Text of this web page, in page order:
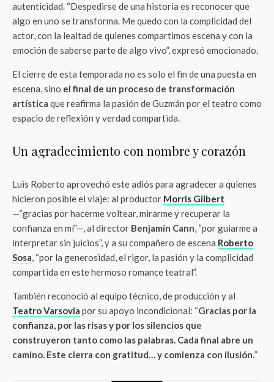
autenticidad. “Despedirse de una historia es reconocer que
algo en uno se transforma. Me quedo con la complicidad del
actor, con la lealtad de quienes compartimos escena y con la
emoción de saberse parte de algo vivo”, expresó emocionado.
El cierre de esta temporada no es solo el fin de una puesta en
escena, sino el final de un proceso de transformación
artística que reafirma la pasión de Guzmán por el teatro como
espacio de reflexión y verdad compartida.
Un agradecimiento con nombre y corazón
Luis Roberto aprovechó este adiós para agradecer a quienes
hicieron posible el viaje: al productor Morris Gilbert
—“gracias por hacerme voltear, mirarme y recuperar la
confianza en mí”—, al director Benjamín Cann, “por guiarme a
interpretar sin juicios”, y a su compañero de escena Roberto
Sosa, “por la generosidad, el rigor, la pasión y la complicidad
compartida en este hermoso romance teatral”.
También reconoció al equipo técnico, de producción y al
Teatro Varsovia por su apoyo incondicional: “Gracias por la
confianza, por las risas y por los silencios que
construyeron tanto como las palabras. Cada final abre un
camino. Este cierra con gratitud… y comienza con ilusión.”